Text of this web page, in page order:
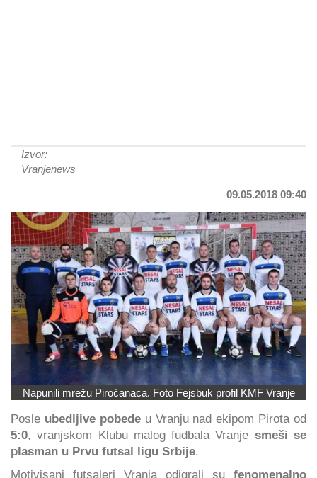
Izvor:
Vranjenews
09.05.2018 09:40
Napunili mrežu Piroćanaca. Foto Fejsbuk profil KMF Vranje
Posle ubedljive pobedeu Vranju nad ekipom Pirota od
5:0, vranjskom Klubu malog fudbala Vranje smeši se
plasman u Prvu futsal ligu Srbije.
Motivisani futsaleri Vranja odigrali su fenomenalno